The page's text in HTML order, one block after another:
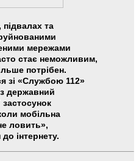
підвалах та
мережами
стає неможливим,
потрібен.
зі «Службою 112»
державний
мобільна
ловить»,
інтернету.